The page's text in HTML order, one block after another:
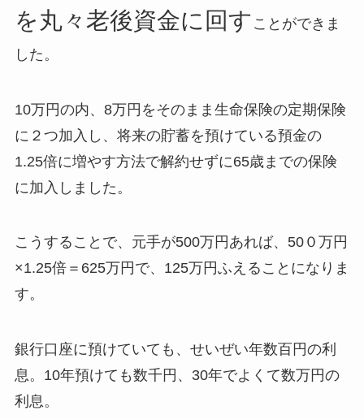
を丸々老後資金に回す ことができま
した。
10万円の内、8万円をそのまま生命保険の定期保険
に２つ加入し、将来の貯蓄を預けている預金の
1.25倍に増やす方法で解約せずに65歳までの保険
に加入しました。
こうすることで、元手が500万円あれば、50０万円
×1.25倍＝625万円で、125万円ふえることになりま
す。
銀行口座に預けていても、せいぜい年数百円の利
息。10年預けても数千円、30年でよくて数万円の
利息。